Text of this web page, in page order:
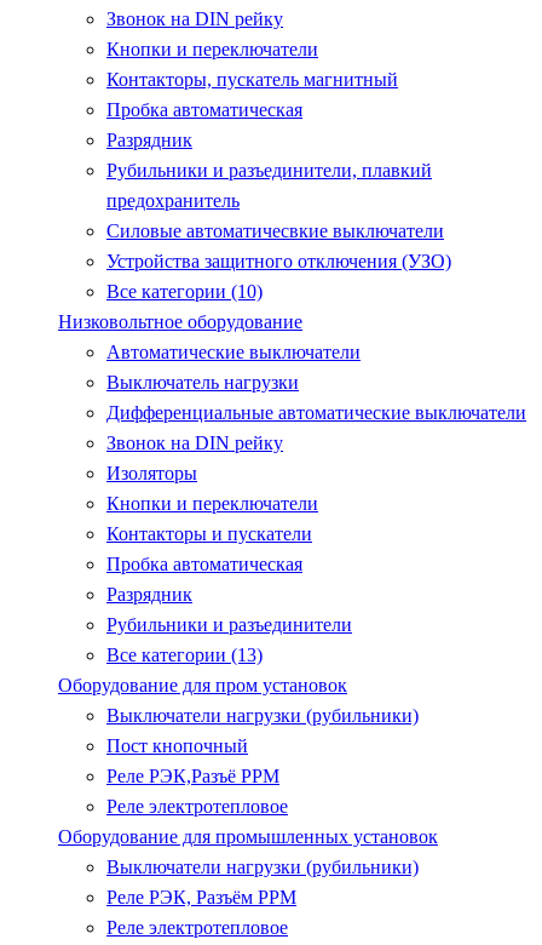
Звонок на DIN рейку
Кнопки и переключатели
Контакторы, пускатель магнитный
Пробка автоматическая
Разрядник
Рубильники и разъединители, плавкий
предохранитель
Силовые автоматичесвкие выключатели
Устройства защитного отключения (УЗО)
Все категории (10)
Низковольтное оборудование
Автоматические выключатели
Выключатель нагрузки
Дифференциальные автоматические выключатели
Звонок на DIN рейку
Изоляторы
Кнопки и переключатели
Контакторы и пускатели
Пробка автоматическая
Разрядник
Рубильники и разъединители
Все категории (13)
Оборудование для пром установок
Выключатели нагрузки (рубильники)
Пост кнопочный
Реле РЭК,Разъё РРМ
Реле электротепловое
Оборудование для промышленных установок
Выключатели нагрузки (рубильники)
Реле РЭК, Разъём РРМ
Реле электротепловое